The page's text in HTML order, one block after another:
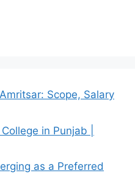
Scope, Salary
in Punjab |
as a Preferred